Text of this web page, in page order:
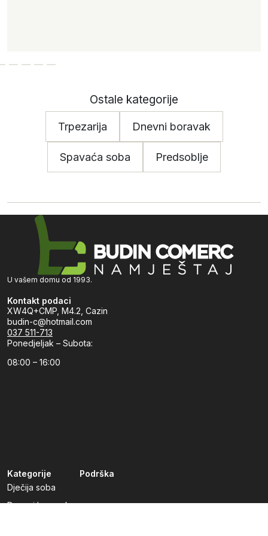
Ostale kategorije
Trpezarija Dnevni boravak
Spavaća soba Predsoblje
U vašem domu od 1993.
Kontakt podaci
XW4Q+CMP, M4.2, Cazin
budin-c@hotmail.com
037 511-713
Ponedjeljak – Subota:
08:00 – 16:00
Kategorije
Dječija soba
Dnevni boravak
Podrška